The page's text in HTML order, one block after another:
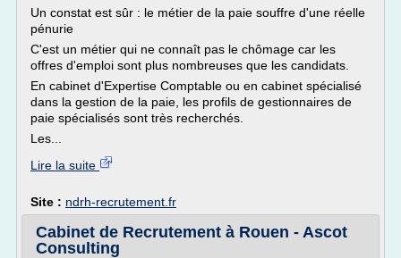
Un constat est sûr : le métier de la paie souffre d'une réelle
pénurie
C'est un métier qui ne connaît pas le chômage car les
offres d'emploi sont plus nombreuses que les candidats.
En cabinet d'Expertise Comptable ou en cabinet spécialisé
dans la gestion de la paie, les profils de gestionnaires de
paie spécialisés sont très recherchés.
Les...
Lire la suite
Site : ndrh-recrutement.fr
Cabinet de Recrutement à Rouen - Ascot
Consulting